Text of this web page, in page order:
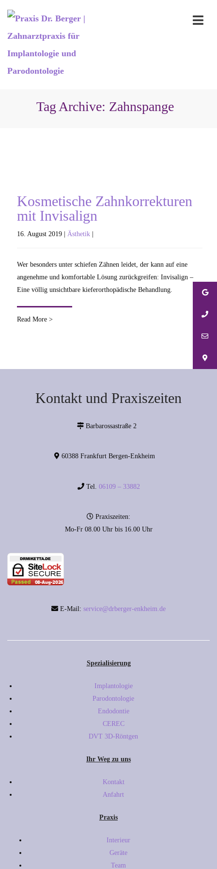
Tag Archive: Zahnspange
Kosmetische Zahnkorrekturen
mit Invisalign
16. August 2019 | Ästhetik
Wer besonders unter schiefen Zähnen leidet, der kann auf eine
angenehme und komfortable Lösung zurückgreifen: Invisalign –
Eine völlig unsichtbare kieferorthopädische Behandlung.
Read More >
Kontakt und Praxiszeiten
Barbarossastraße 2
60388 Frankfurt Bergen-Enkheim
Tel. 06109 – 33882
Praxiszeiten:
Mo-Fr 08.00 Uhr bis 16.00 Uhr
E-Mail: service@drberger-enkheim.de
Spezialisierung
Implantologie
Parodontologie
Endodontie
CEREC
DVT 3D-Röntgen
Ihr Weg zu uns
Kontakt
Anfahrt
Praxis
Interieur
Geräte
Team